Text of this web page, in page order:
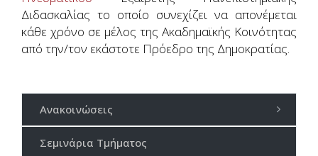
Διδασκαλίας το οποίο συνεχίζει να απονέμεται
κάθε χρόνο σε μέλος της Ακαδημαϊκής Κοινότητας
από την/τον εκάστοτε Πρόεδρο της Δημοκρατίας.
Ανακοινώσεις
Σεμινάρια Τμήματος